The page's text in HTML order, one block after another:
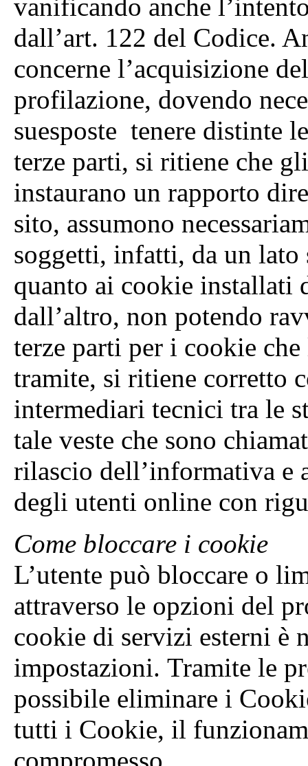
vanificando anche
dall’art. 122 del Codice.
concerne l’acquisizione
profilazione, dovendo
suesposte tenere distinte
terze parti, si ritiene che
instaurano un rapporto
sito, assumono
soggetti, infatti, da un
quanto ai cookie installati
dall’altro, non potendo
terze parti per i cookie
tramite, si ritiene corretto
intermediari tecnici tra le
tale veste che sono
rilascio dell’informativa e
degli utenti online con
Come bloccare i cookie
L’utente può bloccare o
attraverso le opzioni del
cookie di servizi esterni è
impostazioni. Tramite le
possibile eliminare i
tutti i Cookie, il